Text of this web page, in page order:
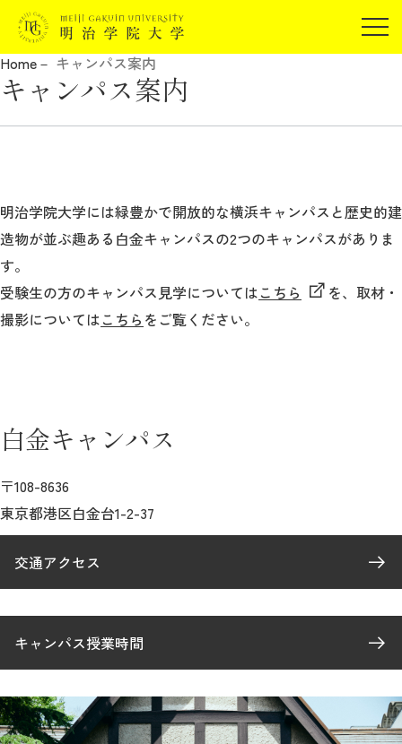
報道関係の方
受験生の方
在学生の方
卒業生の方
保証人の方
報道関係の方
研究
学生生活
留学・国際交流
キャリア
ボランティア
Home キャンパス案内
キャンパス案内
明治学院大学には緑豊かで開放的な横浜キャンパスと歴史的建
造物が並ぶ趣ある白金キャンパスの2つのキャンパスがありま
す。
受験生の方のキャンパス見学についてはこちら
を、取材・
撮影についてはこちら をご覧ください。
白金キャンパス
〒108-8636
東京都港区白金台1-2-37
交通アクセス
キャンパス授業時間